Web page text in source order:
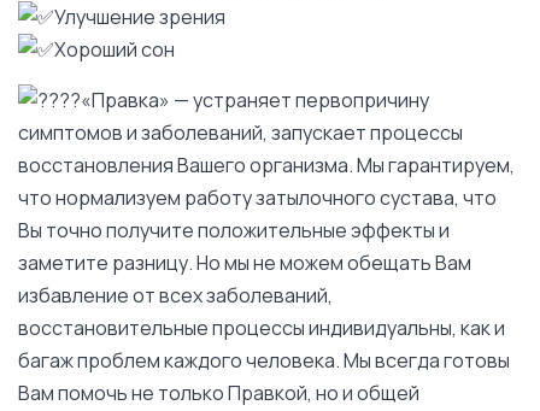
Улучшение зрения
Хороший сон
«Правка» — устраняет первопричину
симптомов и заболеваний, запускает процессы
восстановления Вашего организма. Мы гарантируем,
что нормализуем работу затылочного сустава, что
Вы точно получите положительные эффекты и
заметите разницу. Но мы не можем обещать Вам
избавление от всех заболеваний,
восстановительные процессы индивидуальны, как и
багаж проблем каждого человека. Мы всегда готовы
Вам помочь не только Правкой, но и общей